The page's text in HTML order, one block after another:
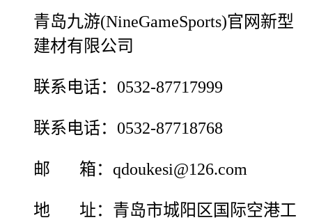
青岛九游(NineGameSports)官网新型
建材有限公司
联系电话：0532-87717999
联系电话：0532-87718768
邮 箱：qdoukesi@126.com
地 址：青岛市城阳区国际空港工